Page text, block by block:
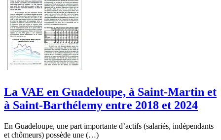
La VAE en Guadeloupe, à Saint-Martin et
à Saint-Barthélemy entre 2018 et 2024
En Guadeloupe, une part importante d’actifs (salariés, indépendants
et chômeurs) possède une (…)